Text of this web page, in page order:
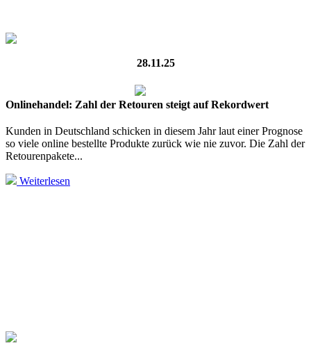
28.11.25
Onlinehandel: Zahl der Retouren steigt auf Rekordwert
Kunden in Deutschland schicken in diesem Jahr laut einer Prognose
so viele online bestellte Produkte zurück wie nie zuvor. Die Zahl der
Retourenpakete...
Weiterlesen